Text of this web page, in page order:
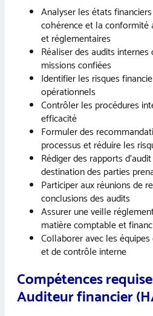
Analyser les états
cohérence et la
et réglementaires
Réaliser des audits
missions confiées
Identifier les risques
opérationnels
Contrôler les procédures
efficacité
Formuler des
processus et réduire les
Rédiger des rapports
destination des parties
Participer aux réunions de
conclusions des audits
Assurer une veille
matière comptable et
Collaborer avec les
et de contrôle interne
Compétences
Auditeur financier